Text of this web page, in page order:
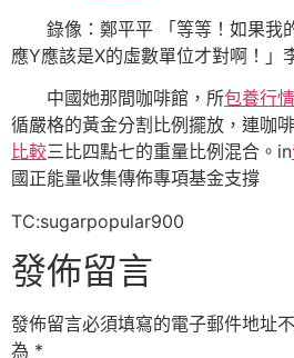
錄像：鄭平平 「等等！如果我
應Y應該是X的虛數單位才對啊！」
中國她那間咖啡館，所包養行情
循嚴格的黃金分割比例擺放，連咖
比較三比四點七的重量比例混合。in
國正能量收集傳佈專項基金支撐
TC:sugarpopular900
發佈留言
發佈留言必須填寫的電子郵件地址
為 *